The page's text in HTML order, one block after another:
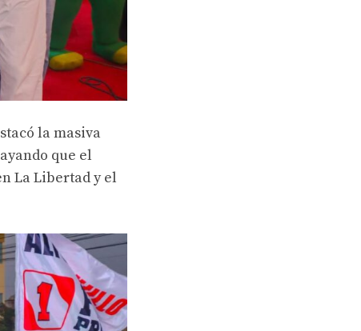
la masiva
que el
La Libertad y el